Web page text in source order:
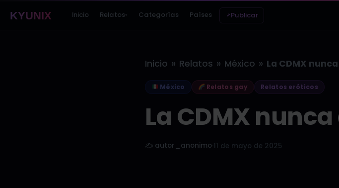
KYUNIX Inicio Relatos▾ Categorías Países Publicar
Inicio » Relatos » México » La CDMX
México Relatos gay Relatos eróticos
La CDMX
✍️ autor_anonimo 11 de mayo de 2025